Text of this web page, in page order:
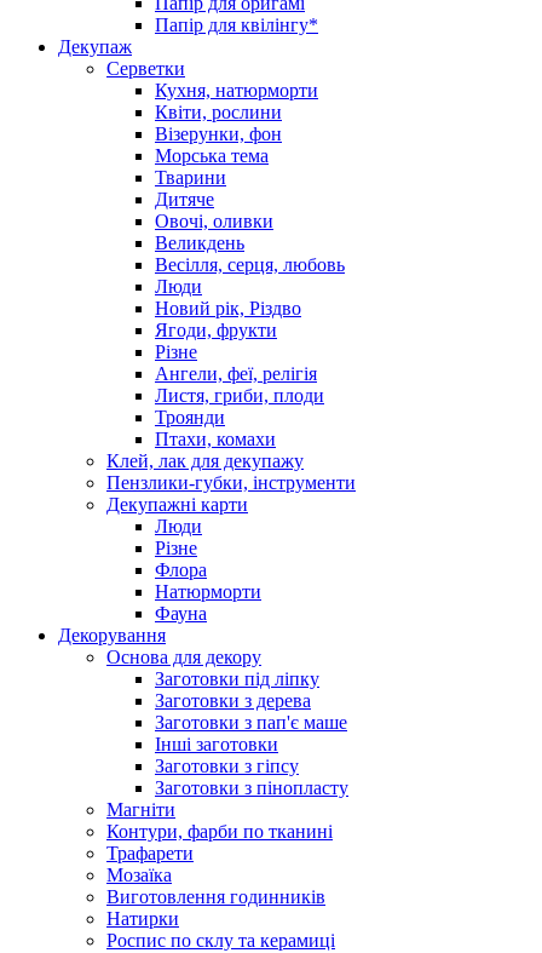
Папір для квілінгу*
Декупаж
Серветки
Кухня, натюрморти
Квіти, рослини
Візерунки, фон
Морська тема
Тварини
Дитяче
Овочі, оливки
Великдень
Весілля, серця, любовь
Люди
Новий рік, Різдво
Ягоди, фрукти
Різне
Ангели, феї, релігія
Листя, гриби, плоди
Троянди
Птахи, комахи
Клей, лак для декупажу
Пензлики-губки, інструменти
Декупажні карти
Люди
Різне
Флора
Натюрморти
Фауна
Декорування
Основа для декору
Заготовки під ліпку
Заготовки з дерева
Заготовки з пап'є маше
Інші заготовки
Заготовки з гіпсу
Заготовки з пінопласту
Магніти
Контури, фарби по тканині
Трафарети
Мозаїка
Виготовлення годинників
Натирки
Роспис по склу та керамиці